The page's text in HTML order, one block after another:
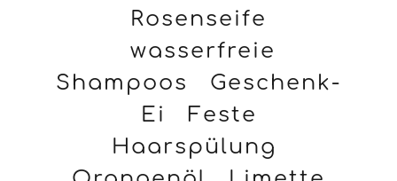
Rosenseife
wasserfreie
Shampoos
Geschenk-
Ei
Feste
Haarspülung